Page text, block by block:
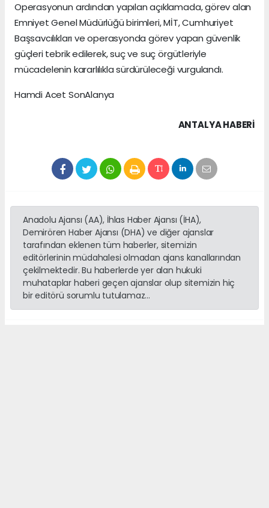
Operasyonun ardından yapılan açıklamada, görev alan
Emniyet Genel Müdürlüğü birimleri, MİT, Cumhuriyet
Başsavcılıkları ve operasyonda görev yapan güvenlik
güçleri tebrik edilerek, suç ve suç örgütleriyle
mücadelenin kararlılıkla sürdürüleceği vurgulandı.
Hamdi Acet SonAlanya
ANTALYA HABERİ
Anadolu Ajansı (AA), İhlas Haber Ajansı (İHA),
Demirören Haber Ajansı (DHA) ve diğer ajanslar
tarafından eklenen tüm haberler, sitemizin
editörlerinin müdahalesi olmadan ajans kanallarından
çekilmektedir. Bu haberlerde yer alan hukuki
muhataplar haberi geçen ajanslar olup sitemizin hiç
bir editörü sorumlu tutulamaz...